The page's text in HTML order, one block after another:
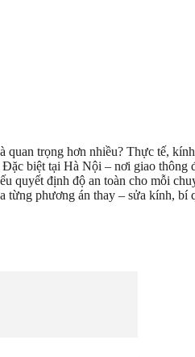
trọng hơn nhiều? Thực tế,
biệt tại Hà Nội – nơi giao
quyết định độ an toàn cho mỗi
từng phương án thay – sửa kính,